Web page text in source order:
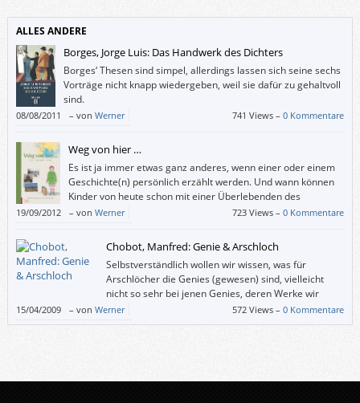
ALLES ANDERE
Borges, Jorge Luis: Das Handwerk des Dichters
Borges‘ Thesen sind simpel, allerdings lassen sich seine sechs
Vorträge nicht knapp wiedergeben, weil sie dafür zu gehaltvoll
sind.
08/08/2011 – von Werner 741 Views –0 Kommentare
Weg von hier …
Es ist ja immer etwas ganz anderes, wenn einer oder einem
Geschichte(n) persönlich erzählt werden. Und wann können
Kinder von heute schon mit einer Überlebenden des
Holocaust sprechen?
„Weg von hier …“ bietet dazu die Gelegenheit: Darin erzählt die Linzer
Jüdin Ilse Mass über ihre Flucht vor den Nazis aus Österreich über
Shanghai nach Israel.
Ein Buch, das sich sowohl für den Volksschul-Unterricht als auch für eine
Auseinandersetzung mit dem Nationalsozialismus zu Hause empfiehlt.
19/09/2012 – von Werner 723 Views –0 Kommentare
Chobot, Manfred: Genie & Arschloch
Selbstverständlich wollen wir wissen, was für
Arschlöcher die Genies (gewesen) sind, vielleicht
nicht so sehr bei jenen Genies, deren Werke wir
mögen, doch ansonsten ergötzen wir uns gewiss
gerne an den weniger netten Zügen von Menschen, die in
15/04/2009 – von Werner 572 Views –0 Kommentare